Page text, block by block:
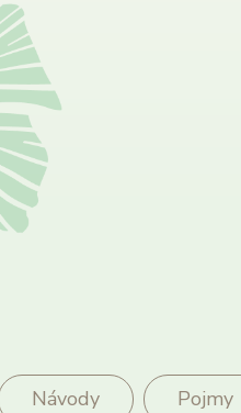
Návody Pojmy